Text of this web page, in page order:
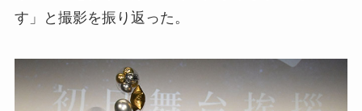
す」と撮影を振り返った。